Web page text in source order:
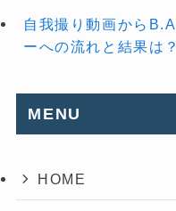
自我撮り動画から
ーへの流れと結果は？
MENU
HOME